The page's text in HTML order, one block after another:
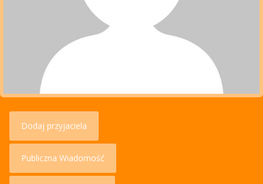
Dodaj przyjaciela
Publiczna Wiadomość